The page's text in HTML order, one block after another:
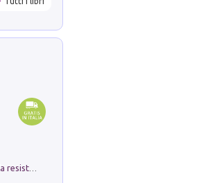
Memorial Santa Giulia. Sculture per la resistenza Monchio di Palagano